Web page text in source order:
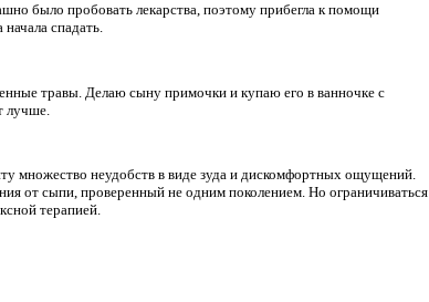
было пробовать лекарства, поэтому прибегла к помощи
спадать.
травы. Делаю сыну примочки и купаю его в ванночке с
лучше.
множество неудобств в виде зуда и дискомфортных ощущений.
от сыпи, проверенный не одним поколением. Но ограничиваться
терапией.